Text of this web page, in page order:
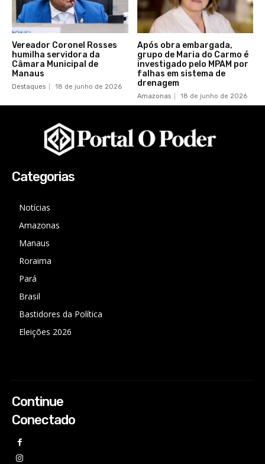
Vereador Coronel Rosses
humilha servidora da
Câmara Municipal de
Manaus
Destaques 18 de junho de 2026
Após obra embargada,
grupo de Maria do Carmo é
investigado pelo MPAM por
falhas em sistema de
drenagem
Amazonas 18 de junho de 2026
Categorias
Notícias
Amazonas
Manaus
Roraima
Pará
Brasil
Bastidores da Política
Eleições 2026
Continue
Conectado